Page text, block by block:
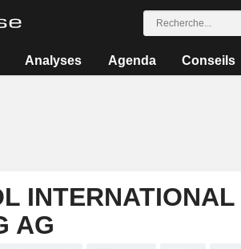
Analyses Agenda Conseils
INTERNATIONAL
AG